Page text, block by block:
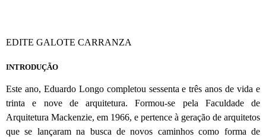
EDITE GALOTE CARRANZA
INTRODUÇÃO
Este ano, Eduardo Longo completou sessenta e três anos de vida e
trinta e nove de arquitetura. Formou-se pela Faculdade de
Arquitetura Mackenzie, em 1966, e pertence à geração de arquitetos
que se lançaram na busca de novos caminhos como forma de